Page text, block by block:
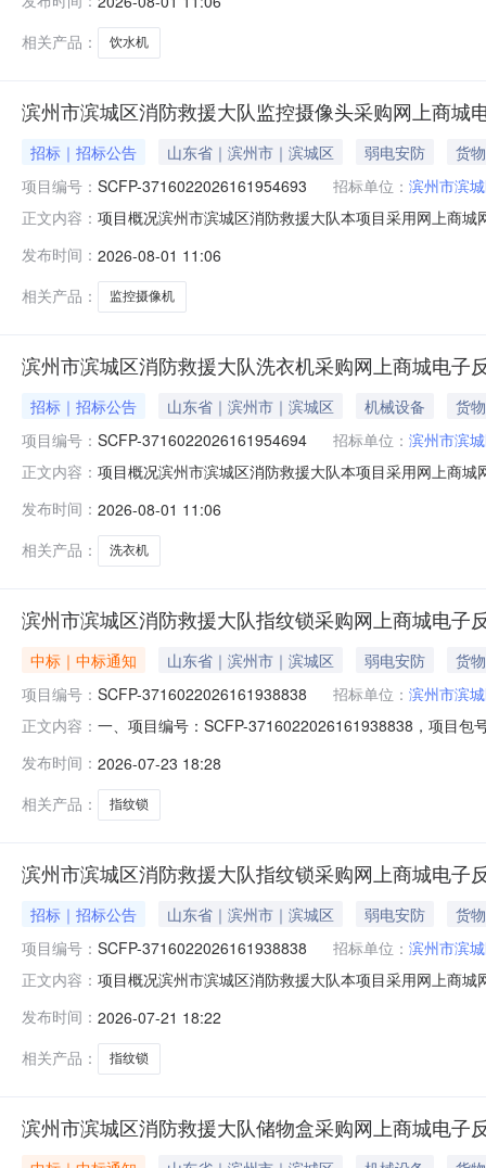
制总价(元)1饮水机荣事达/RoyalstarCY1210饮水机荣事
相关产品：
饮水机
滨州市滨城区消防救援大队监控摄像头采购网上商城
招标｜招标公告 山东省｜滨州市｜滨城区 弱电安防
货物
项目编号： SCFP-3716022026161954693 招标单位： 滨州市滨
正文内容： 项目概况滨州市滨城区消防救援大队本项目采用网上商
高限制总价(元)1监控摄像机萤石/EZVIZCS-H6C监控摄
发布时间： 2026-08-01 11:06
相关产品：
监控摄像机
滨州市滨城区消防救援大队洗衣机采购网上商城电子
招标｜招标公告 山东省｜滨州市｜滨城区 机械设备
货物
项目编号： SCFP-3716022026161954694 招标单位： 滨州市滨
正文内容： 项目概况滨州市滨城区消防救援大队本项目采用网上商
制总价(元)1洗衣机海尔/HaierXQG100-HBD12516洗衣
发布时间： 2026-08-01 11:06
相关产品：
洗衣机
滨州市滨城区消防救援大队指纹锁采购网上商城电子
中标｜中标通知 山东省｜滨州市｜滨城区 弱电安防
货物
项目编号： SCFP-3716022026161938838 招标单位： 滨州市滨
正文内容： 一、项目编号：SCFP-3716022026161938838，项目包
量最高限制单价(元)最高限制总价(元)1机械锁国产指纹
发布时间： 2026-07-23 18:28
相关产品：
指纹锁
滨州市滨城区消防救援大队指纹锁采购网上商城电子
招标｜招标公告 山东省｜滨州市｜滨城区 弱电安防
货物
项目编号： SCFP-3716022026161938838 招标单位： 滨州市滨
正文内容： 项目概况滨州市滨城区消防救援大队本项目采用网上商
总价(元)1机械锁国产指纹锁机械锁国产指纹锁开门方向:
发布时间： 2026-07-21 18:22
相关产品：
指纹锁
滨州市滨城区消防救援大队储物盒采购网上商城电子